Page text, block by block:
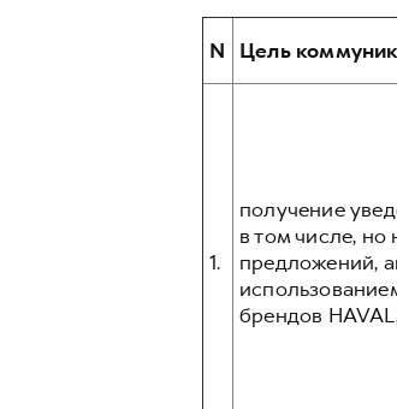
N Цель
1.
получение
в том числе,
предложений,
брендов